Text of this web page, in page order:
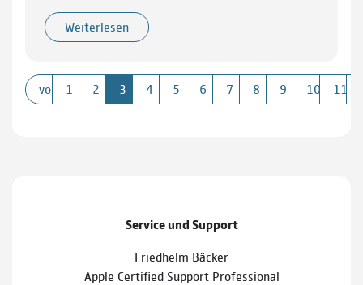
Weiterlesen
vorherige
1 2 3 4 5 6 7 8 9 10 11
Service und Support
Friedhelm Bäcker
Apple Certified Support Professional